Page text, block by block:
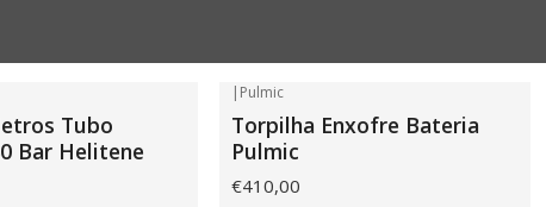
Tubo
Bar Helitene
| Pulmic
Torpilha Enxofre Bateria
Pulmic
€410,00